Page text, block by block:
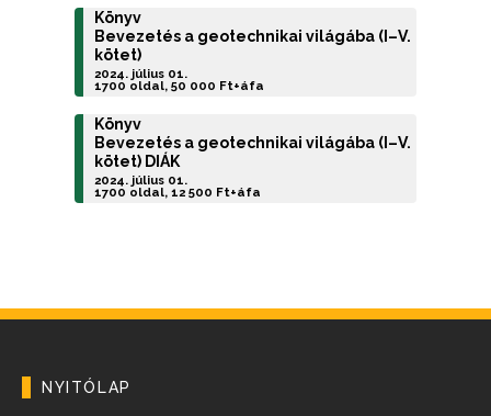
Könyv
Bevezetés a geotechnikai világába (I–V.
kötet)
2024. július 01.
1700 oldal, 50 000 Ft+áfa
Könyv
Bevezetés a geotechnikai világába (I–V.
kötet) DIÁK
2024. július 01.
1700 oldal, 12 500 Ft+áfa
NYITÓLAP